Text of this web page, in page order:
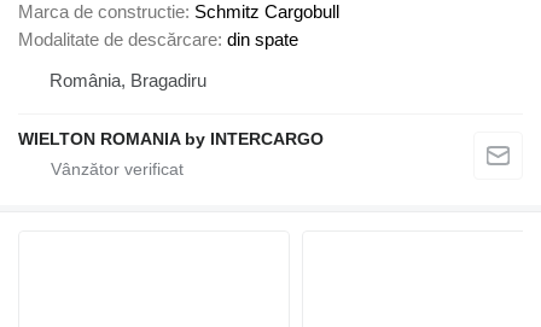
Marca de constructie Schmitz Cargobull
Modalitate de descărcare din spate
România, Bragadiru
WIELTON ROMANIA by INTERCARGO